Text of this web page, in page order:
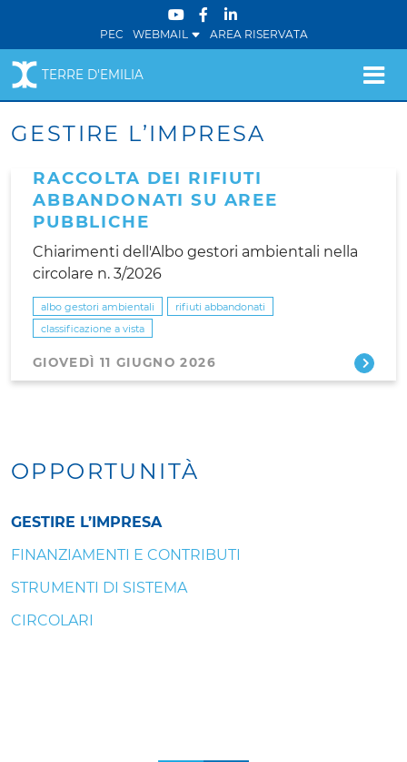
PEC WEBMAIL AREA RISERVATA
TERRE D'EMILIA
GESTIRE L’IMPRESA
RACCOLTA DEI RIFIUTI
ABBANDONATI SU AREE
PUBBLICHE
Chiarimenti dell'Albo gestori ambientali nella
circolare n. 3/2026
albo gestori ambientali
rifiuti abbandonati
classificazione a vista
GIOVEDÌ 11 GIUGNO 2026
OPPORTUNITÀ
GESTIRE L’IMPRESA
FINANZIAMENTI E CONTRIBUTI
STRUMENTI DI SISTEMA
CIRCOLARI